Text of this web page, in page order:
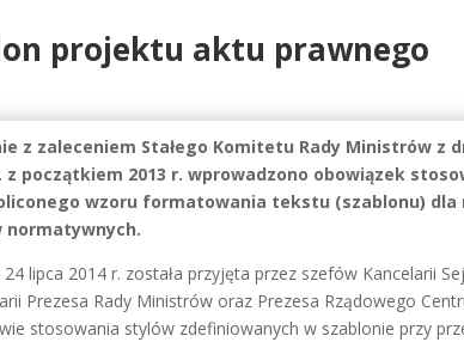
projektu aktu prawnego
z zaleceniem Stałego Komitetu Rady Ministrów z
z początkiem 2013 r. wprowadzono obowiązek
wzoru formatowania tekstu (szablonu) dla
normatywnych.
24 lipca 2014 r. została przyjęta przez szefów Kancelarii
Prezesa Rady Ministrów oraz Prezesa Rządowego
stosowania stylów zdefiniowanych w szablonie przy